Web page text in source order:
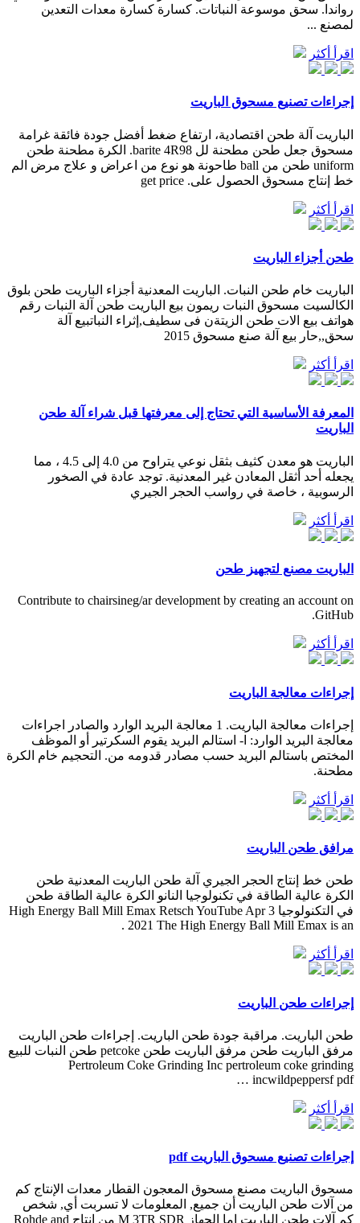
رواندا. سحق موسوعة النباتات. كسارة كسارة معدات التعدين
لمصنع ...
اقرأ أكثر
إجراءات تصنيع مسحوق الباريت
الباريت آلة طحن اقتصادية، ارتفاع ضغط أفضل جودة فائقة غرامة
مسحوق جعل طحن مطحنة لل barite 4R98. الكرة مطحنة طحن
uniform طحن من ball طاحونة هو نوع من اعراض و علاج مرض الم
خط إنتاج مسحوق الحصول على. get price
اقرأ أكثر
طحن أجزاء الباريت
الباريت خام طحن النبات. الباريت المعدنية أجزاء الباريت طحن بلوق
الكالسيت مسحوق النبات ريمون بيع الباريت طحن آلة النبات رقم
هواتف بيع الات طحن الزيتةن فى سطيف,إثراء النباتبيع آلة
سحق,,حار بيع آلة صنع مسحوق 2015
اقرأ أكثر
المعرفة الأساسية التي تحتاج إلى معرفتها قبل شراء آلة طحن
الباريت
الباريت هو معدن كثيف بثقل نوعي يتراوح من 4.0 إلى 4.5 ، مما
يجعله أحد أثقل المعادن غير المعدنية. توجد عادة في الصخور
الرسوبية ، خاصة في رواسب الحجر الجيري
اقرأ أكثر
الباريت مصنع لتجهيز طحن
Contribute to chairsineg/ar development by creating an account on
GitHub.
اقرأ أكثر
إجراءات معالجة الباريت
إجراءات معالجة الباريت. 1 معالجة البريد الوارد والصادر اجراءات
معالجة البريد الوارد: ا- استالم البريد يقوم السكرتير أو الموظف
المختص باستالم البريد حسب مصادر قدومه من. التحجيم خام الكرة
مطحنة.
اقرأ أكثر
مرافق طحن الباريت
طحن خط إنتاج الحجر الجيري آلة طحن الباريت المعدنية طحن
الكرة عالية الطاقة في تكنولوجيا النانو الكرة عالية الطاقة طحن
في التكنولوجيا High Energy Ball Mill Emax Retsch YouTube Apr 3
2021 The High Energy Ball Mill Emax is an .
اقرأ أكثر
إجراءات طحن الباريت
طحن الباريت. مراقبة جودة طحن الباريت. إجراءات طحن الباريت
مرفق الباريت طحن مرفق الباريت طحن petcoke طحن النبات للبيع
Pertroleum Coke Grinding Inc pertroleum coke grinding
incwildpeppersf pdf …
اقرأ أكثر
إجراءات تصنيع مسحوق الباريت pdf
مسحوق الباريت مصنع مسحوق المعجون القطار معدات الإنتاج كم
من آلات طحن الباريت أن جميع, المعلومات لا تسربت أي, شخص
كم آلات طحن الباريت اما الجهاز M 3TR SDR من انتاج Rohde and